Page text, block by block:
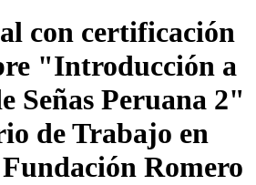
con certificación
"Introducción a
Señas Peruana 2"
de Trabajo en
Romero